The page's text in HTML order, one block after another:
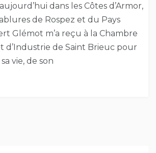
dans les Côtes d’Armor,
de Rospez et du Pays
Glémot m’a reçu à la Chambre
d’Industrie de Saint Brieuc pour
vie, de son